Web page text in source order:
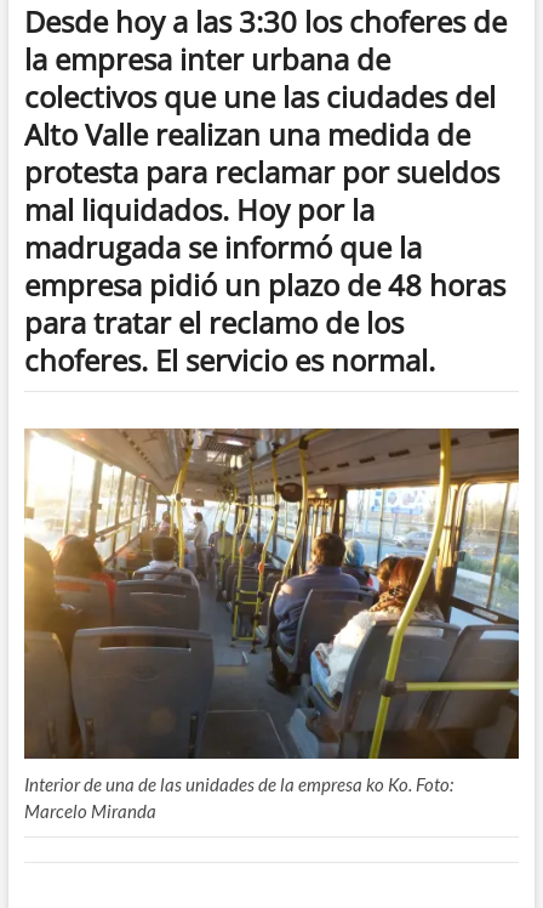
ú
Desde hoy a las 3:30 los choferes de
la empresa inter urbana de
colectivos que une las ciudades del
Alto Valle realizan una medida de
protesta para reclamar por sueldos
mal liquidados. Hoy por la
madrugada se informó que la
empresa pidió un plazo de 48 horas
para tratar el reclamo de los
choferes. El servicio es normal.
Interior de una de las unidades de la empresa ko Ko. Foto:
Marcelo Miranda